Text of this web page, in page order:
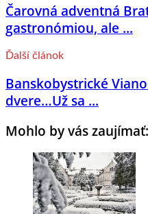
Čarovná adventná
gastronómiou, ale ...
Ďalší článok
Banskobystrické
dvere…Už sa ...
Mohlo by vás zaujímať: